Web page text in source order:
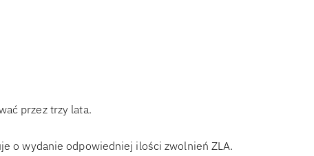
przez trzy lata.
o wydanie odpowiedniej ilości zwolnień ZLA.